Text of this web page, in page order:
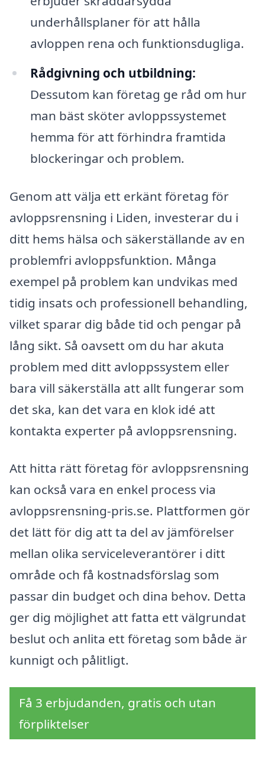
underhållsplaner för att hålla
avloppen rena och funktionsdugliga.
Rådgivning och utbildning:
Dessutom kan företag ge råd om hur
man bäst sköter avloppssystemet
hemma för att förhindra framtida
blockeringar och problem.
Genom att välja ett erkänt företag för
avloppsrensning i Liden, investerar du i
ditt hems hälsa och säkerställande av en
problemfri avloppsfunktion. Många
exempel på problem kan undvikas med
tidig insats och professionell behandling,
vilket sparar dig både tid och pengar på
lång sikt. Så oavsett om du har akuta
problem med ditt avloppssystem eller
bara vill säkerställa att allt fungerar som
det ska, kan det vara en klok idé att
kontakta experter på avloppsrensning.
Att hitta rätt företag för avloppsrensning
kan också vara en enkel process via
avloppsrensning-pris.se. Plattformen gör
det lätt för dig att ta del av jämförelser
mellan olika serviceleverantörer i ditt
område och få kostnadsförslag som
passar din budget och dina behov. Detta
ger dig möjlighet att fatta ett välgrundat
beslut och anlita ett företag som både är
kunnigt och pålitligt.
Få 3 erbjudanden, gratis och utan
förpliktelser